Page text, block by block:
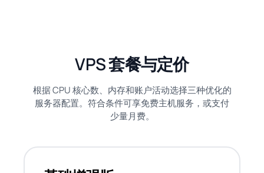
VPS 套餐与定价
根据 CPU 核心数、内存和账户活动选择三种优化的
服务器配置。符合条件可享免费主机服务，或支付
少量月费。